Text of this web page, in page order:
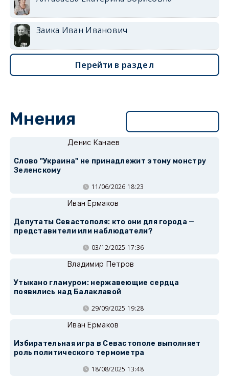
Заика Иван Иванович
Перейти в раздел
Мнения
Денис Канаев
Слово "Украина" не принадлежит этому монстру
Зеленскому
11/06/2026 18:23
Иван Ермаков
Депутаты Севастополя: кто они для города —
представители или наблюдатели?
03/12/2025 17:36
Владимир Петров
Утыкано гламуром: нержавеющие сердца
появились над Балаклавой
29/09/2025 19:28
Иван Ермаков
Избирательная игра в Севастополе выполняет
роль политического термометра
18/08/2025 13:48